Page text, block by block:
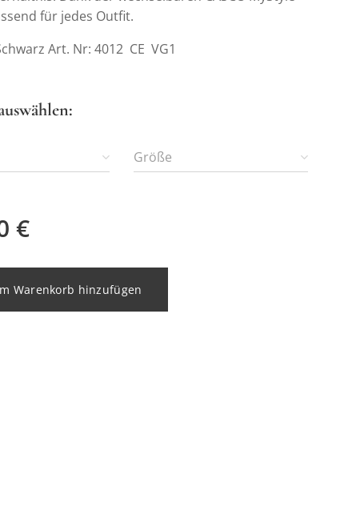
für jedes Outfit.
Art. Nr: 4012 CE VG1
Größe
€
Warenkorb hinzufügen